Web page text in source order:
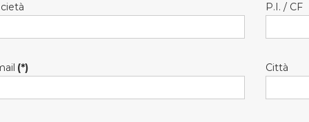
P.I. / CF
(*) Città